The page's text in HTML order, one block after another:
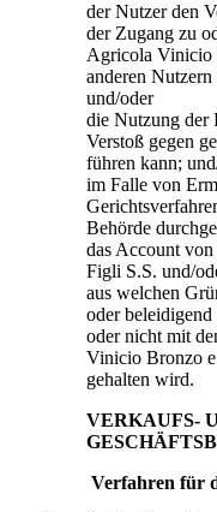
der Nutzer den
der Zugang zu
Agricola Vinicio
anderen
und/oder
die Nutzung der
Verstoß gegen
führen kann;
im Falle von
Behörde
das Account von
Figli S.S. und/
aus welchen
oder beleidigend
oder nicht mit
Vinicio Bronzo
gehalten wird.
VERKAUFS-
Verfahren für